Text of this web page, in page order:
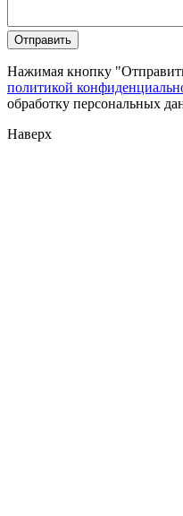
Нажимая кнопку
политикой
обработку персональных
Наверх